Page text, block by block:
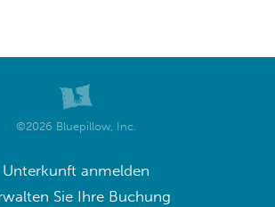
©2026 Bluepillow, Inc.
Unterkunft anmelden
Sie Ihre Buchung